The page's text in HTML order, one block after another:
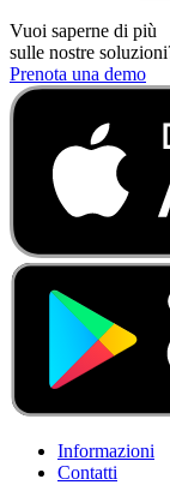
Vuoi saperne di più
sulle nostre
Prenota una demo
Informazioni
Contatti